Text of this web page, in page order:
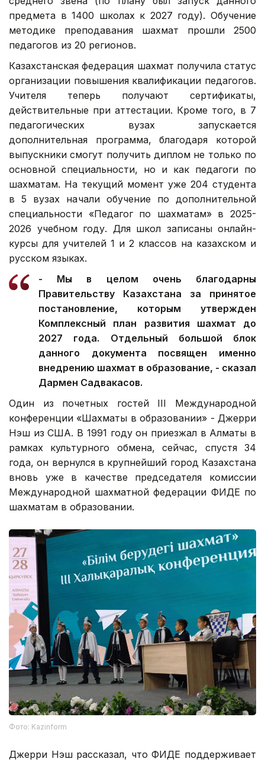
предмета в 1400 школах к 2027 году). Обучение
методике преподавания шахмат прошли 2500
педагогов из 20 регионов.
Казахстанская федерация шахмат получила статус
организации повышения квалификации педагогов.
Учителя теперь получают сертификаты,
действительные при аттестации. Кроме того, в 7
педагогических вузах запускается
дополнительная программа, благодаря которой
выпускники смогут получить диплом не только по
основной специальности, но и как педагоги по
шахматам. На текущий момент уже 204 студента
в 5 вузах начали обучение по дополнительной
специальности «Педагог по шахматам» в 2025-
2026 учебном году. Для школ записаны онлайн-
курсы для учителей 1 и 2 классов на казахском и
русском языках.
- Мы в целом очень благодарны
Правительству Казахстана за принятое
постановление, которым утвержден
Комплексный план развития шахмат до
2027 года. Отдельный большой блок
данного документа посвящен именно
внедрению шахмат в образование, - сказал
Дармен Садвакасов.
Один из почетных гостей III Международной
конференции «Шахматы в образовании» - Джерри
Нэш из США. В 1991 году он приезжал в Алматы в
рамках культурного обмена, сейчас, спустя 34
года, он вернулся в крупнейший город Казахстана
вновь уже в качестве председателя комиссии
Международной шахматной федерации ФИДЕ по
шахматам в образовании.
Фото: Kazinform
Джерри Нэш рассказал, что ФИДЕ поддерживает